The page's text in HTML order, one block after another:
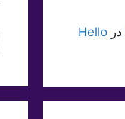
در Hello